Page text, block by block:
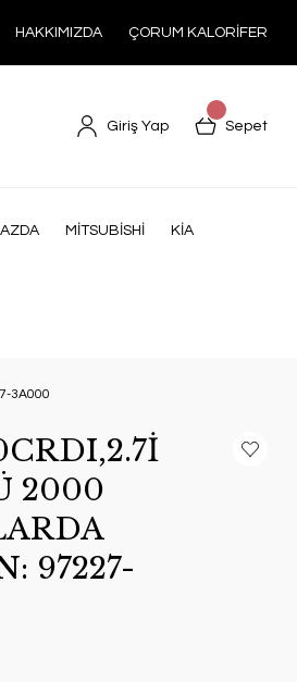
HAKKIMIZDA ÇORUM KALORİFER
Giriş Yap Sepet
MİTSUBİSHİ KİA
3A000
2000
97227-